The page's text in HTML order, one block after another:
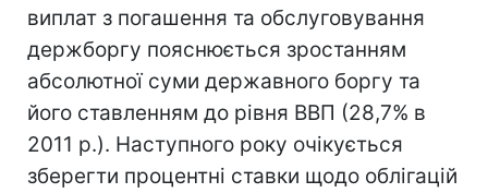
виплат з погашення та обслуговування
держборгу пояснюється зростанням
абсолютної суми державного боргу та
його ставленням до рівня ВВП (28,7% в
2011 р.). Наступного року очікується
зберегти процентні ставки щодо облігацій